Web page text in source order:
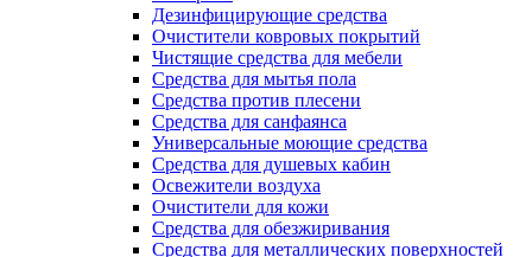
Дезинфицирующие средства
Очистители ковровых покрытий
Чистящие средства для мебели
Средства для мытья пола
Средства против плесени
Средства для санфаянса
Универсальные моющие средства
Средства для душевых кабин
Освежители воздуха
Очистители для кожи
Средства для обезжиривания
Средства для металлических поверхностей